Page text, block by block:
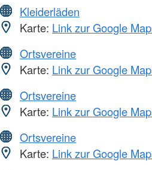
Kleiderläden
Karte: Link zur Google
Ortsvereine
Karte: Link zur Google
Ortsvereine
Karte: Link zur Google
Ortsvereine
Karte: Link zur Google